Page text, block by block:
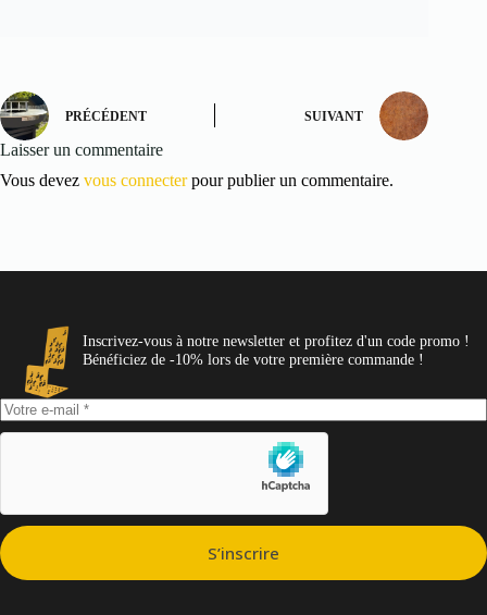
PRÉCÉDENT SUIVANT
Laisser un commentaire
Vous devez vous connecterpour publier un commentaire.
Inscrivez-vous à notre newsletter et profitez d'un code promo !
Bénéficiez de -10% lors de votre première commande !
S’inscrire